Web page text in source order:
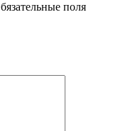
поля